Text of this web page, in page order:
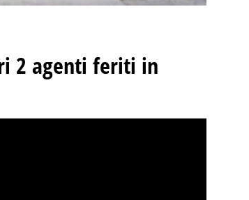
2 agenti feriti in